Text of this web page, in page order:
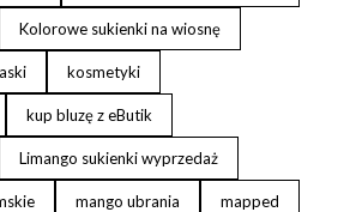
Kolorowe sukienki na wiosnę
kosmetyki
kup bluzę z eButik
Limango sukienki wyprzedaż
mango ubrania mapped